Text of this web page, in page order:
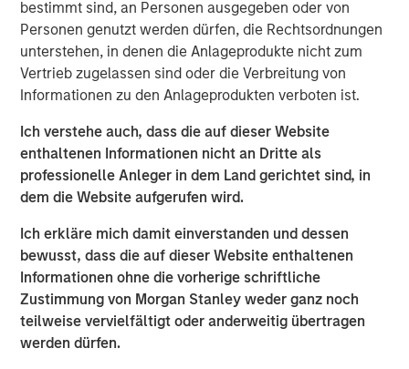
bestimmt sind, an Personen ausgegeben oder von
Personen genutzt werden dürfen, die Rechtsordnungen
unterstehen, in denen die Anlageprodukte nicht zum
Vertrieb zugelassen sind oder die Verbreitung von
Informationen zu den Anlageprodukten verboten ist.
Ich verstehe auch, dass die auf dieser Website
enthaltenen Informationen nicht an Dritte als
professionelle Anleger in dem Land gerichtet sind, in
dem die Website aufgerufen wird.
Ich erkläre mich damit einverstanden und dessen
bewusst, dass die auf dieser Website enthaltenen
Informationen ohne die vorherige schriftliche
Zustimmung von Morgan Stanley weder ganz noch
teilweise vervielfältigt oder anderweitig übertragen
werden dürfen.
Emerging Markets Debt Team
Our over 40-year history of managing emerging markets
debt has given us a unique perspective on managing risk
for our clients. Our focus on utilizing the full investment
universe, concentrating our research on countries and
companies exhibiting structural changes, and our world-
class dedicated trading and operations team
differentiates us from other managers and drives our
Ähnliche Einblicke
VIDEO
Video: Why Emerging Markets Debt Now -